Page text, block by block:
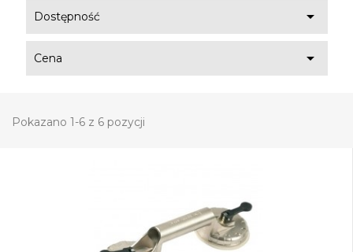
Dostępność 
Cena 
Pokazano 1-6 z 6 pozycji